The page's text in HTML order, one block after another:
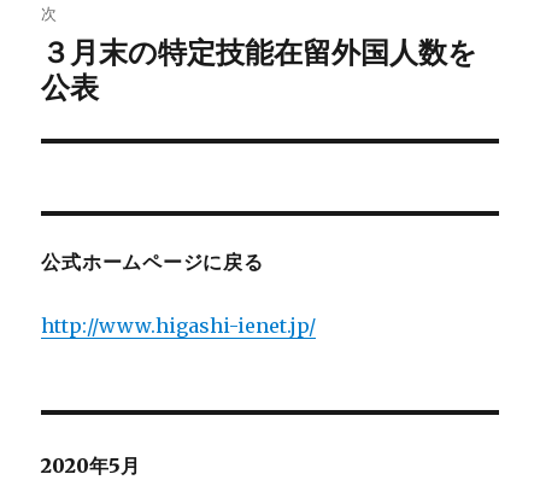
ゲ
ー
ン
次
次
の
３月末の特定技能在留外国人数を
公表
公式ホームページに戻る
http://www.higashi-ienet.jp/
2020年5月